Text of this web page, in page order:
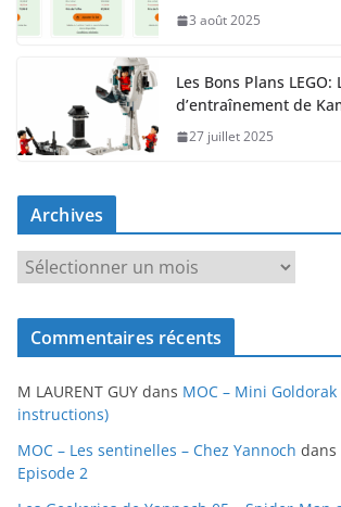
3 août 2025
Les Bons Plans LEGO:
d’entraînement de
27 juillet 2025
Archives
c
v
e
s
Commentaires récents
M LAURENT GUY dans MOC – Mini Goldorak
instructions)
MOC – Les sentinelles – Chez Yannoch dans
Episode 2